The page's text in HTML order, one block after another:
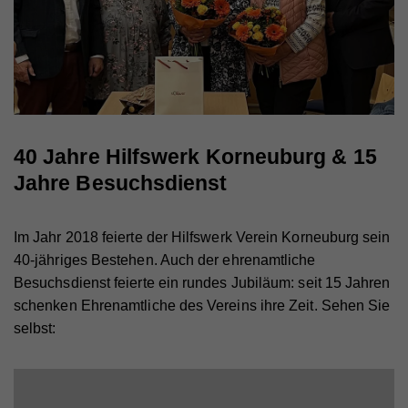
40 Jahre Hilfswerk Korneuburg & 15
Jahre Besuchsdienst
Im Jahr 2018 feierte der Hilfswerk Verein Korneuburg sein
40-jähriges Bestehen. Auch der ehrenamtliche
Besuchsdienst feierte ein rundes Jubiläum: seit 15 Jahren
schenken Ehrenamtliche des Vereins ihre Zeit. Sehen Sie
selbst:
Name __qca
Anbieter Issuu
1 Jahr
Zweck
Sammelt anonyme Daten über die Besuche des
Besuche, die durchschnittliche Zeit, die auf der
Website verbracht wurde, und welche Seiten
geladen wurden, um Berichte zur Optimierung des
Name
Anbieter Quantcast